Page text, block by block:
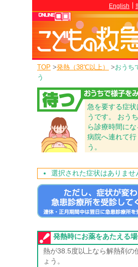
English
TOP >発熱（38℃以上） >おうち
う
急を要する症状
うです。 おう
ら診療時間にな
病院へ連れて行
う。
選択された症状はありませ
発熱時にお薬をあたえる
熱が38.5度以上なら解熱剤の
ょう。